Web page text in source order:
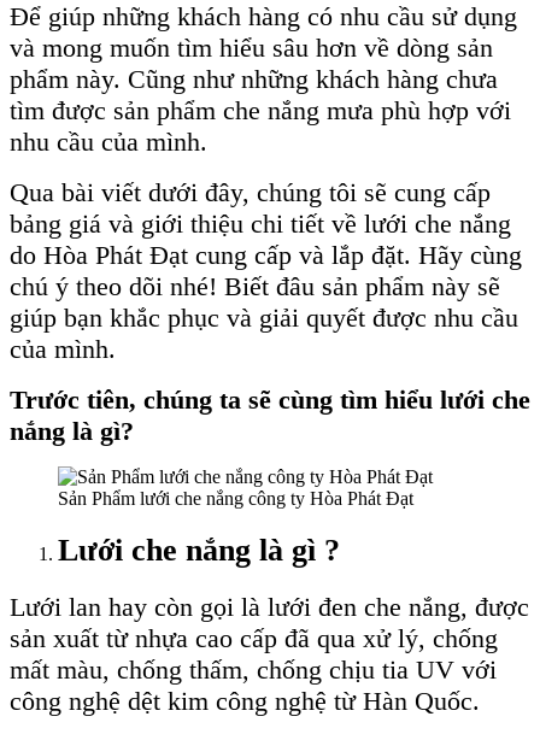
Để giúp những khách hàng có nhu cầu sử dụng
và mong muốn tìm hiểu sâu hơn về dòng sản
phẩm này. Cũng như những khách hàng chưa
tìm được sản phẩm che nắng mưa phù hợp với
nhu cầu của mình.
Qua bài viết dưới đây, chúng tôi sẽ cung cấp
bảng giá và giới thiệu chi tiết về lưới che nắng
do Hòa Phát Đạt cung cấp và lắp đặt. Hãy cùng
chú ý theo dõi nhé! Biết đâu sản phẩm này sẽ
giúp bạn khắc phục và giải quyết được nhu cầu
của mình.
Trước tiên, chúng ta sẽ cùng tìm hiểu lưới che
nắng là gì?
Sản Phẩm lưới che nắng công ty Hòa Phát Đạt
Lưới che nắng là gì ?
Lưới lan hay còn gọi là lưới đen che nắng, được
sản xuất từ nhựa cao cấp đã qua xử lý, chống
mất màu, chống thấm, chống chịu tia UV với
công nghệ dệt kim công nghệ từ Hàn Quốc.